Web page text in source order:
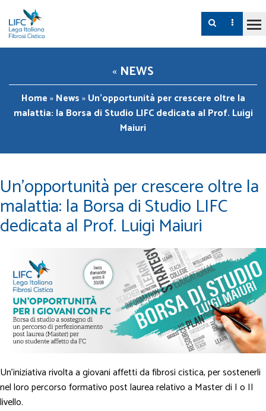
« NEWS
Home»News»Un’opportunità per crescere oltre la
malattia: la Borsa di Studio LIFC dedicata al Prof. Luigi
Maiuri
Un’opportunità per crescere oltre la
malattia: la Borsa di Studio LIFC
dedicata al Prof. Luigi Maiuri
Un’iniziativa rivolta a giovani affetti da fibrosi cistica, per sostenerli
nel loro percorso formativo post laurea relativo a Master di I o II
livello.